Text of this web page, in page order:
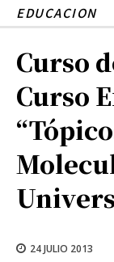
EDUCACION
Curso
Curso
24 JULIO 2013